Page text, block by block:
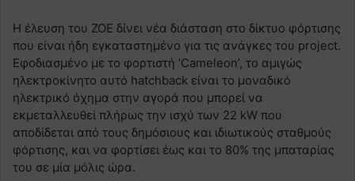
Η έλευση του ZOE δίνει νέα διάσταση στο δίκτυο φόρτισης
που είναι ήδη εγκαταστημένο για τις ανάγκες του project.
Εφοδιασμένο με το φορτιστή ‘Cameleon’, το αμιγώς
ηλεκτροκίνητο αυτό hatchback είναι το μοναδικό
ηλεκτρικό όχημα στην αγορά που μπορεί να
εκμεταλλευθεί πλήρως την ισχύ των 22 kW που
αποδίδεται από τους δημόσιους και ιδιωτικούς σταθμούς
φόρτισης, και να φορτίσει έως και το 80% της μπαταρίας
του σε μία μόλις ώρα.